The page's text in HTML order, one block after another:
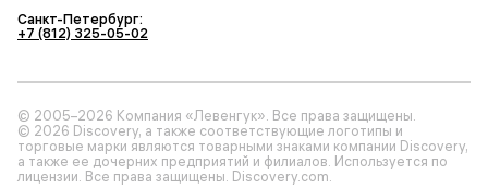
Санкт-Петербург:
+7 (812) 325-05-02
© 2005–2026 Компания «Левенгук». Все права защищены.
© 2026 Discovery, а также соответствующие логотипы и
торговые марки являются товарными знаками компании Discovery,
а также ее дочерних предприятий и филиалов. Используется по
лицензии. Все права защищены. Discovery.com.